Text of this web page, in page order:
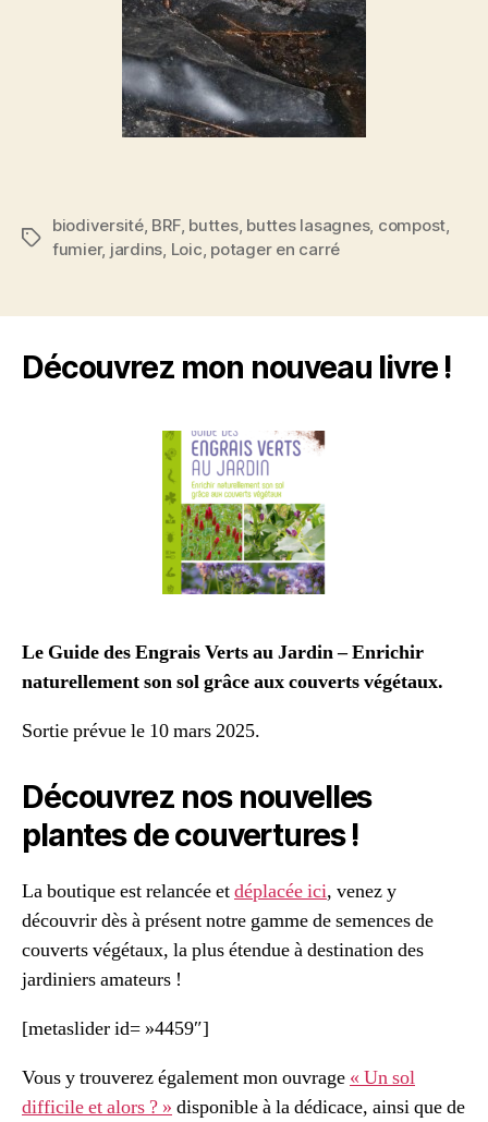
Étiquettes
biodiversité, BRF, buttes, buttes lasagnes, compost
fumier, jardins Loic potager en carré
Découvrez mon nouveau livre !
Le Guide des Engrais Verts au Jardin – Enrichir
naturellement son sol grâce aux couverts végétaux.
Sortie prévue le 10 mars 2025.
Découvrez nos nouvelles
plantes de couvertures !
La boutique est relancée etdéplacée ici, venez y
découvrir dès à présent notre gamme de semences de
couverts végétaux, la plus étendue à destination des
jardiniers amateurs !
[metaslider id= »4459″]
Vous y trouverez également mon ouvrage « Un sol
difficile et alors ? » disponible à la dédicace, ainsi que de